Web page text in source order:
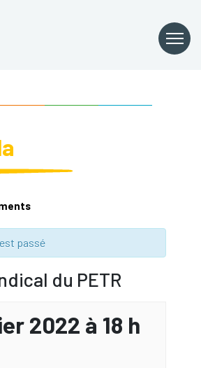
d’outils
passé
du PETR
2022 à 18 h